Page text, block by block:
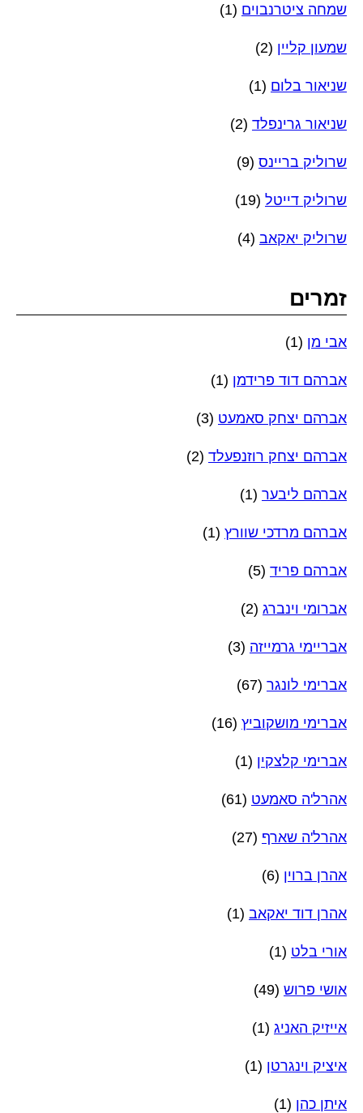
שמחה ציטרנבוים (1)
שמעון קליין (2)
שניאור בלום (1)
שניאור גרינפלד (2)
שרוליק בריינס (9)
שרוליק דייטל (19)
שרוליק יאקאב (4)
זמרים
אבי מן (1)
אברהם דוד פרידמן (1)
אברהם יצחק סאמעט (3)
אברהם יצחק רוזנפעלד (2)
אברהם ליבער (1)
אברהם מרדכי שוורץ (1)
אברהם פריד (5)
אברומי וינברג (2)
אבריימי גרמייזה (3)
אברימי לונגר (67)
אברימי מושקוביץ (16)
אברימי קלצקין (1)
אהרל'ה סאמעט (61)
אהרל'ה שארף (27)
אהרן ברוין (6)
אהרן דוד יאקאב (1)
אורי בלט (1)
אושי פרוש (49)
אייזיק האניג (1)
איציק וינגרטן (1)
איתן כהן (1)